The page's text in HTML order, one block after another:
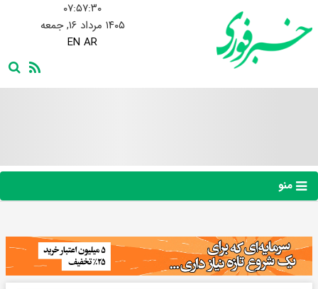
۰۷:۵۷:۳۱
۱۴۰۵ مرداد ۱۶, جمعه
EN AR
منو